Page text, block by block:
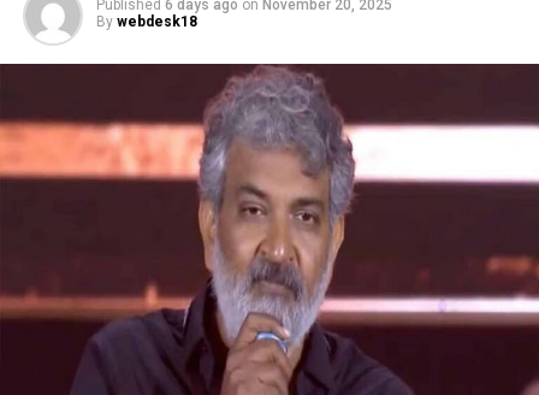
Published 6 days ago on November 20, 2025
By webdesk18